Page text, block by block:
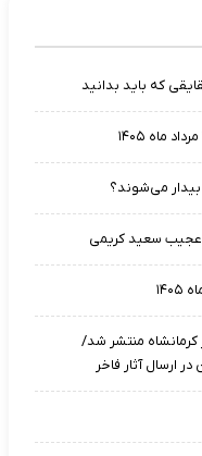
که باید بدانید
می‌شوند؟
عجیب سعید کریمی
کرمانشاه منتشر شد/
ارسال آثار فاخر